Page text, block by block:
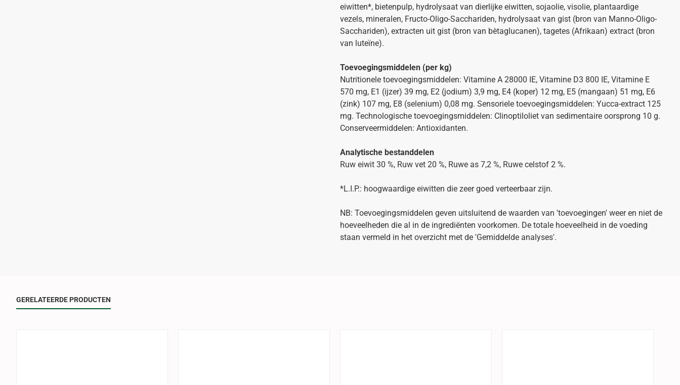
eiwitten*, bietenpulp, hydrolysaat van dierlijke eiwitten, sojaolie, visolie, plantaardige
vezels, mineralen, Fructo-Oligo-Sacchariden, hydrolysaat van gist (bron van Manno-Oligo-
Sacchariden), extracten uit gist (bron van bètaglucanen), tagetes (Afrikaan) extract (bron
van luteïne).
Toevoegingsmiddelen (per kg)
Nutritionele toevoegingsmiddelen: Vitamine A 28000 IE, Vitamine D3 800 IE, Vitamine E
570 mg, E1 (ijzer) 39 mg, E2 (jodium) 3,9 mg, E4 (koper) 12 mg, E5 (mangaan) 51 mg, E6
(zink) 107 mg, E8 (selenium) 0,08 mg. Sensoriele toevoegingsmiddelen: Yucca-extract 125
mg. Technologische toevoegingsmiddelen: Clinoptiloliet van sedimentaire oorsprong 10 g.
Conserveermiddelen: Antioxidanten.
Analytische bestanddelen
Ruw eiwit 30 %, Ruw vet 20 %, Ruwe as 7,2 %, Ruwe celstof 2 %.
*L.I.P.: hoogwaardige eiwitten die zeer goed verteerbaar zijn.
NB: Toevoegingsmiddelen geven uitsluitend de waarden van 'toevoegingen' weer en niet de
hoeveelheden die al in de ingrediënten voorkomen. De totale hoeveelheid in de voeding
staan vermeld in het overzicht met de 'Gemiddelde analyses'.
GERELATEERDE PRODUCTEN